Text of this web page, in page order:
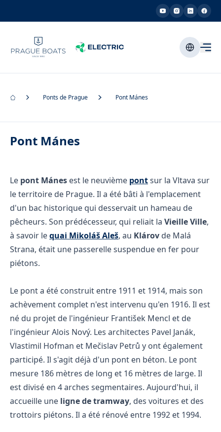
Ponts de Prague Pont Mánes
Pont Mánes
Le pont Mánes est le neuvième pontsur la Vltava sur
le territoire de Prague. Il a été bâti à l'emplacement
d'un bac historique qui desservait un hameau de
pêcheurs. Son prédécesseur, qui reliait la Vieille Ville,
à savoir lequai Mikoláš Aleš, au Klárov de Malá
Strana, était une passerelle suspendue en fer pour
piétons.
Le pont a été construit entre 1911 et 1914, mais son
achèvement complet n'est intervenu qu'en 1916. Il est
né du projet de l'ingénieur František Mencl et de
l'ingénieur Alois Nový. Les architectes Pavel Janák,
Vlastimil Hofman et Mečislav Petrů y ont également
participé. Il s'agit déjà d'un pont en béton. Le pont
mesure 186 mètres de long et 16 mètres de large. Il
est divisé en 4 arches segmentaires. Aujourd'hui, il
accueille une ligne de tramway, des voitures et des
trottoirs piétons. Il a été rénové entre 1992 et 1994.